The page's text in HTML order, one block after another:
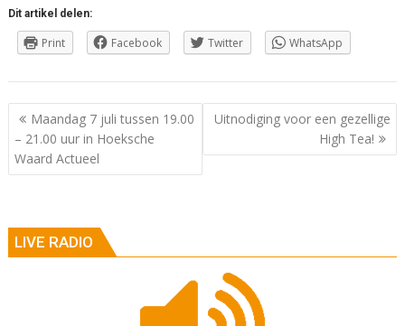
Dit artikel delen:
Print Facebook Twitter WhatsApp
Berichtnavigatie
Maandag 7 juli tussen 19.00
– 21.00 uur in Hoeksche
Waard Actueel
Uitnodiging voor een gezellige
High Tea!
LIVE RADIO